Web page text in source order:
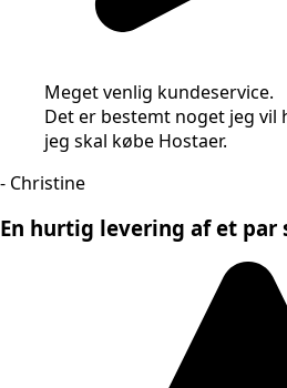
Meget venlig kundeservice.
Det er bestemt noget jeg vil
jeg skal købe Hostaer.
- Christine
En hurtig levering af et